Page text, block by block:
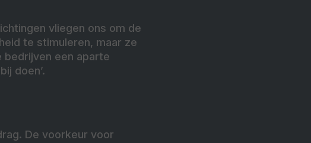
vliegen ons om de
te stimuleren, maar ze
een aparte
doen’.
De voorkeur voor